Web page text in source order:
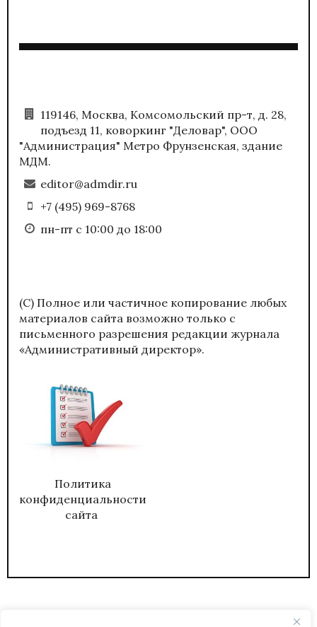
119146, Москва, Комсомольский пр-т, д. 28,
подъезд 11, коворкинг "Деловар", ООО
"Администрация" Метро Фрунзенская, здание
МДМ.
editor@admdir.ru
+7 (495) 969-8768
пн-пт с 10:00 до 18:00
(С) Полное или частичное копирование любых
материалов сайта возможно только с
письменного разрешения редакции журнала
«Административный директор».
Политика
конфиденциальности
сайта